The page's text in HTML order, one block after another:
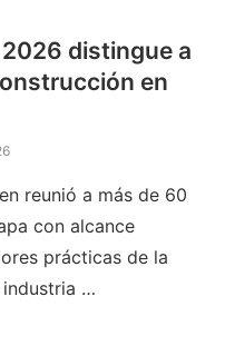
distingue a
en
reunió a más de 60
con alcance
prácticas de la
industria …